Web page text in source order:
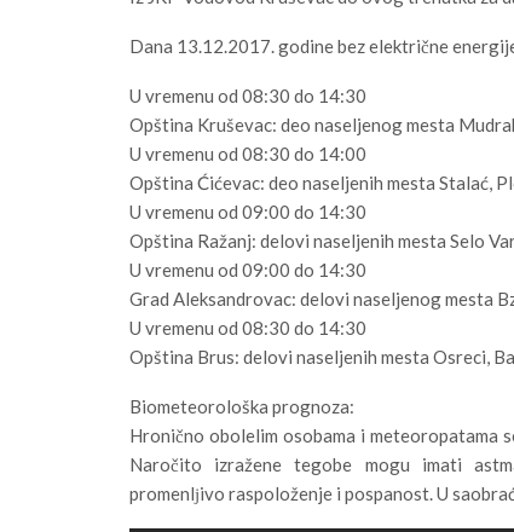
Dana 13.12.2017. godine bez električne
U vremenu od 08:30 do 14:30
Opština Kruševac: deo naseljenog mesta
U vremenu od 08:30 do 14:00
Opština Ćićevac: deo naseljenih mesta Stalać,
U vremenu od 09:00 do 14:30
Opština Ražanj: delovi naseljenih mesta Selo
U vremenu od 09:00 do 14:30
Grad Aleksandrovac: delovi naseljenog mesta
U vremenu od 08:30 do 14:30
Opština Brus: delovi naseljenih mesta Osreci,
Biometeorološka prognoza:
Hronično obolelim osobama i meteoropatama
Naročito izražene tegobe mogu imati
promenlјivo raspoloženje i pospanost. U